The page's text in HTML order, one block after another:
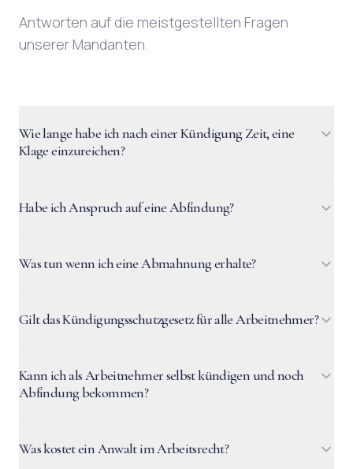
Antworten auf die meistgestellten Fragen
unserer Mandanten.
Wie lange habe ich nach einer Kündigung Zeit, eine
Klage einzureichen?
Habe ich Anspruch auf eine Abfindung?
Was tun wenn ich eine Abmahnung erhalte?
Gilt das Kündigungsschutzgesetz für alle Arbeitnehmer?
Kann ich als Arbeitnehmer selbst kündigen und noch
Abfindung bekommen?
Was kostet ein Anwalt im Arbeitsrecht?